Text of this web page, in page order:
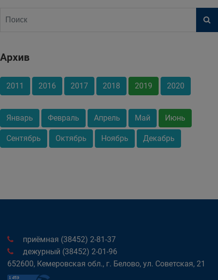
Архив
2011 2016 2017 2018 2019 2020
Январь Февраль Апрель Май Июнь
Сентябрь Октябрь Ноябрь Декабрь
приёмная (38452) 2-81-37
дежурный (38452) 2-01-96
652600, Кемеровская обл., г. Белово, ул. Советская, 21